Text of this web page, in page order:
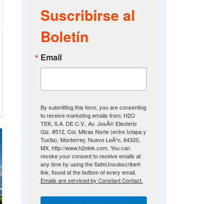
Suscribirse al
Boletín
Email
By submitting this form, you are consenting
to receive marketing emails from: H2O
TEK, S.A. DE C.V., Av. JosÃ© Eleuterio
Glz. #512, Col. Mitras Norte (entre Ixtapa y
Tuxtla), Monterrey, Nuevo LeÃ³n, 64320,
MX, http://www.h2otek.com. You can
revoke your consent to receive emails at
any time by using the SafeUnsubscribe®
link, found at the bottom of every email.
Emails are serviced by Constant Contact.